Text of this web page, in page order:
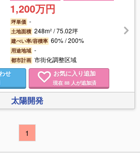
1,200万円
坪単価 -
土地面積 248m² / 75.02坪
建ぺい率/容積率 60% / 200%
用途地域 -
都市計画 市街化調整区域
せ お気に入り追加
現在 88人が追加済
太陽開発
1